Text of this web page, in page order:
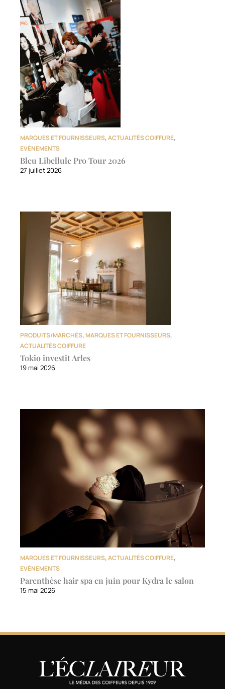
MARQUES ET FOURNISSEURS,ACTUALITÉS COIFFURE,
EVÉNEMENTS
Bleu Libellule Pro Tour 2026
27 juillet 2026
PRODUITS/MARCHÉS, MARQUES ET FOURNISSEURS,
ACTUALITÉS COIFFURE
Tokio investit Arles
19 mai 2026
MARQUES ET FOURNISSEURS,ACTUALITÉS COIFFURE,
EVÉNEMENTS
Parenthèse hair spa en juin pour Kydra le salon
15 mai 2026